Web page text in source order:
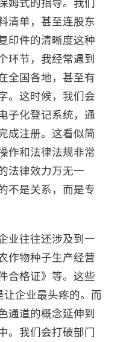
清单，甚至连股东
印件的清晰度这种
环节，我经常遇到
全国各地，甚至有
。这时候，我们会
子化登记系统，通
成注册。这看似简
作和法律法规非常
法律效力万无一
不是关系，而是专
业往往还涉及到一
作物种子生产经营
合格证》等。这些
企业最头疼的。而
通道的概念延伸到
。我们会打破部门